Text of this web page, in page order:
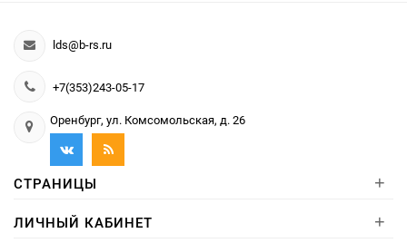
lds@b-rs.ru
+7(353)243-05-17
Оренбург, ул. Комсомольская, д. 26
СТРАНИЦЫ +
ЛИЧНЫЙ КАБИНЕТ +